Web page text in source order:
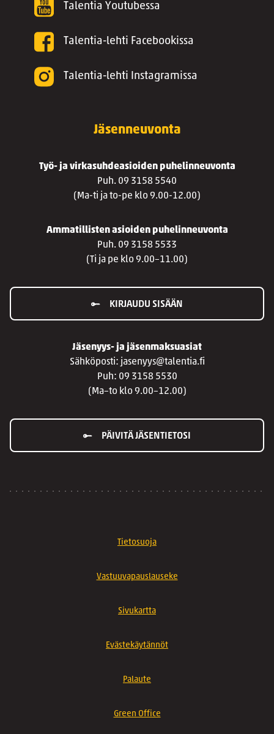
Talentia Youtubessa
Talentia-lehti Facebookissa
Talentia-lehti Instagramissa
Jäsenneuvonta
Työ- ja virkasuhdeasioiden puhelinneuvonta
Puh. 09 3158 5540
(Ma-ti ja to-pe klo 9.00-12.00)
Ammatillisten asioiden puhelinneuvonta
Puh. 09 3158 5533
(Ti ja pe klo 9.00–11.00)
KIRJAUDU SISÄÄN
Jäsenyys- ja jäsenmaksuasiat
Sähköposti: jasenyys@talentia.fi
Puh: 09 3158 5530
(Ma–to klo 9.00–12.00)
PÄIVITÄ JÄSENTIETOSI
Tietosuoja
Vastuuvapauslauseke
Sivukartta
Evästekäytännöt
Palaute
Green Office